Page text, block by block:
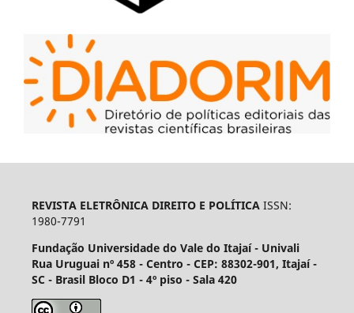
REVISTA ELETRÔNICA DIREITO E POLÍTICAISSN:
1980-7791
Fundação Universidade do Vale do Itajaí - Univali
Rua Uruguai nº 458 - Centro - CEP: 88302-901, Itajaí­ -
SC - Brasil Bloco D1 - 4º piso - Sala 420